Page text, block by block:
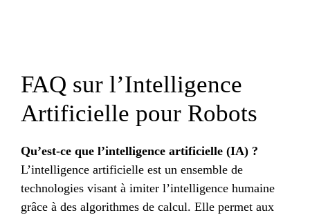
FAQ sur l’Intelligence
Artificielle pour Robots
Qu’est-ce que l’intelligence artificielle (IA) ?
L’intelligence artificielle est un ensemble de
technologies visant à imiter l’intelligence humaine
grâce à des algorithmes de calcul. Elle permet aux